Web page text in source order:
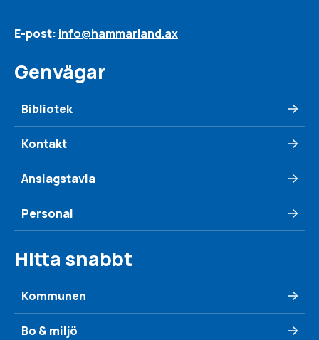
E-post: info@hammarland.ax
Genvägar
Bibliotek
Kontakt
Anslagstavla
Personal
Hitta snabbt
Kommunen
Bo & miljö